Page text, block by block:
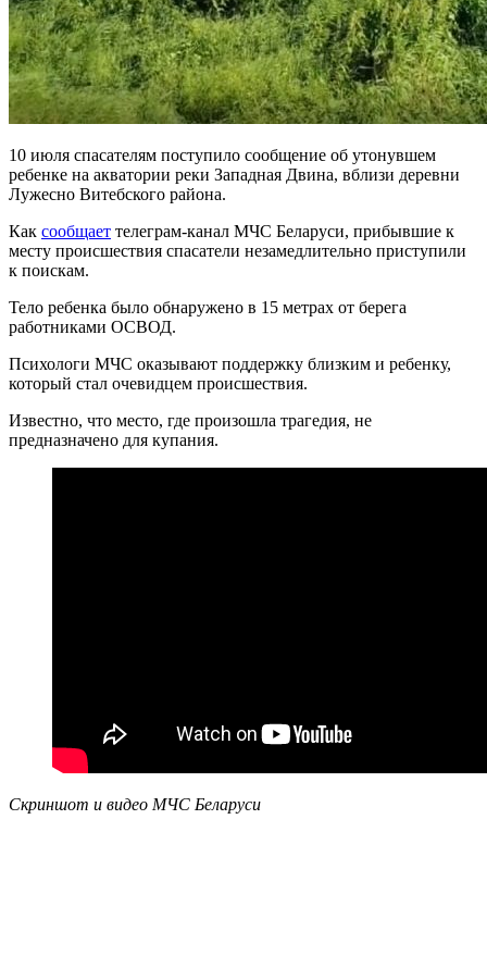
10 июля спасателям поступило сообщение об утонувшем
ребенке на акватории реки Западная Двина, вблизи деревни
Лужесно Витебского района.
Как сообщает телеграм-канал МЧС Беларуси, прибывшие к
месту происшествия спасатели незамедлительно приступили
к поискам.
Тело ребенка было обнаружено в 15 метрах от берега
работниками ОСВОД.
Психологи МЧС оказывают поддержку близким и ребенку,
который стал очевидцем происшествия.
Известно, что место, где произошла трагедия, не
предназначено для купания.
Скриншот и видео МЧС Беларуси